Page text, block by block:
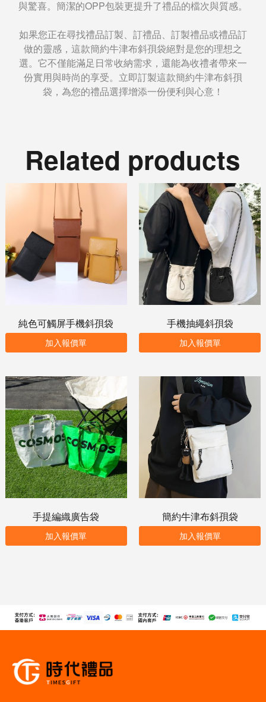
與驚喜。簡潔的OPP包裝更提升了禮品的檔次與質感。
如果您正在尋找禮品訂製、訂禮品、訂製禮品或禮品訂
做的靈感，這款簡約牛津布斜孭袋絕對是您的理想之
選。它不僅能滿足日常收納需求，還能為收禮者帶來一
份實用與時尚的享受。立即訂製這款簡約牛津布斜孭
袋，為您的禮品選擇增添一份便利與心意！
Related products
純色可觸屏手機斜孭袋
加入報價單
手機抽繩斜孭袋
加入報價單
手提編織廣告袋
加入報價單
簡約牛津布斜孭袋
加入報價單